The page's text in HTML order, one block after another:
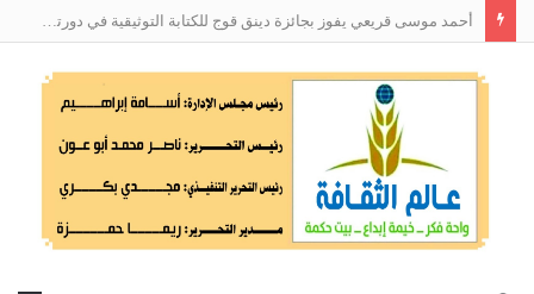
أحمد موسى قريعي يفوز بجائزة دينق قوج للكتابة التوثيقية في دورتها الأولى